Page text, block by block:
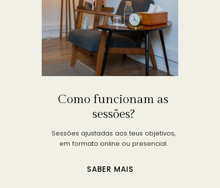
Como funcionam as
sessões?
Sessões ajustadas aos teus objetivos,
em formato online ou presencial.
SABER MAIS